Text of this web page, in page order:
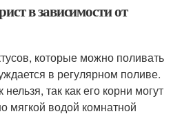
в зависимости от
которые можно поливать
в регулярном поливе.
так как его корни могут
мягкой водой комнатной